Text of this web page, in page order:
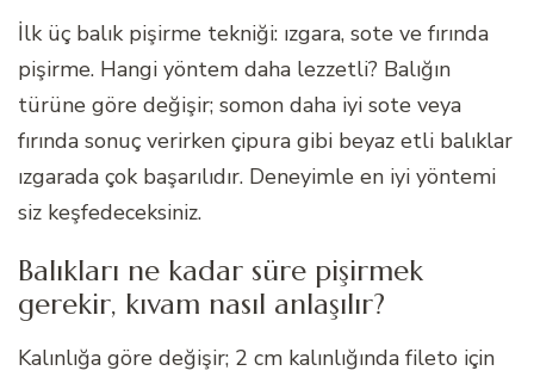
İlk üç balık pişirme tekniği: ızgara, sote ve fırında
pişirme. Hangi yöntem daha lezzetli? Balığın
türüne göre değişir; somon daha iyi sote veya
fırında sonuç verirken çipura gibi beyaz etli balıklar
ızgarada çok başarılıdır. Deneyimle en iyi yöntemi
siz keşfedeceksiniz.
Balıkları ne kadar süre pişirmek
gerekir, kıvam nasıl anlaşılır?
Kalınlığa göre değişir; 2 cm kalınlığında fileto için